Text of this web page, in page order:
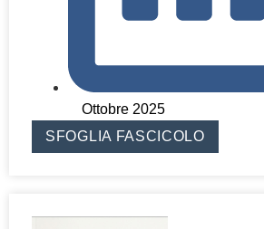
Ottobre 2025
SFOGLIA FASCICOLO